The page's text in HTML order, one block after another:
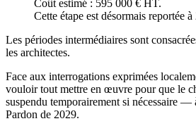
Coût estimé : 595 000 € HT.
Cette étape est désormais reportée à
Les périodes intermédiaires sont
les architectes.
Face aux interrogations exprimées
vouloir tout mettre en œuvre pour que le
suspendu temporairement si nécessaire —
Pardon de 2029.